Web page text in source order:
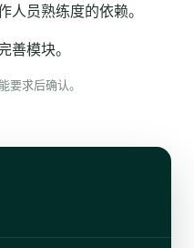
人员熟练度的依赖。
善模块。
要求后确认。